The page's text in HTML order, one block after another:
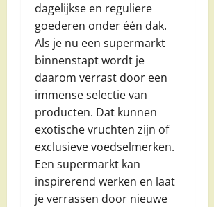
dagelijkse en reguliere
goederen onder één dak.
Als je nu een supermarkt
binnenstapt wordt je
daarom verrast door een
immense selectie van
producten. Dat kunnen
exotische vruchten zijn of
exclusieve voedselmerken.
Een supermarkt kan
inspirerend werken en laat
je verrassen door nieuwe